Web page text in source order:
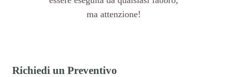
ma attenzione!
Richiedi un Preventivo